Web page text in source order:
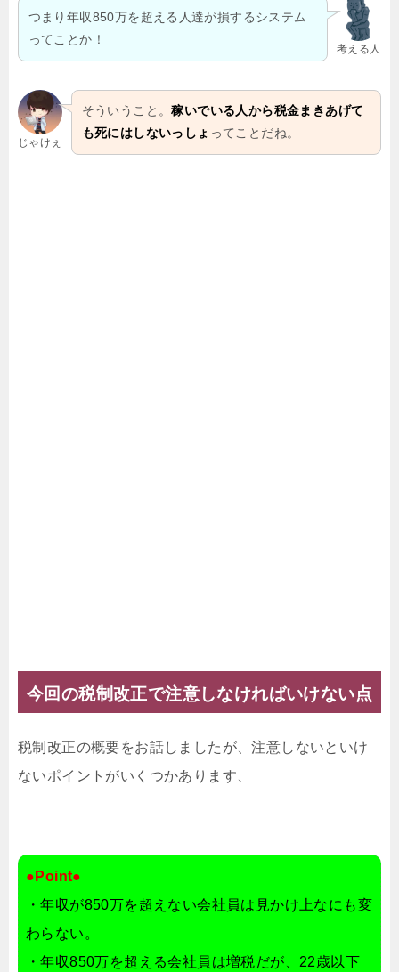
考える人
つまり年収850万を超える人達が損するシステム
ってことか！
じゃけぇ
そういうこと。稼いでいる人から税金まきあげて
も死にはしないっしょ ってことだね。
今回の税制改正で注意しなければいけない点
税制改正の概要をお話しましたが、注意しないといけ
ないポイントがいくつかあります、
●Point●
・年収が850万を超えない会社員は見かけ上なにも変
わらない。
・年収850万を超える会社員は増税だが、22歳以下